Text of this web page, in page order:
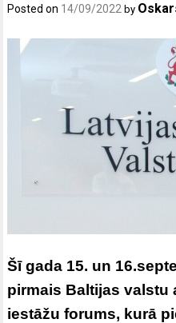
Posted on 14/09/2022 by
Šī gada 15. un
pirmais Baltijas valstu
iestāžu forums, kurā